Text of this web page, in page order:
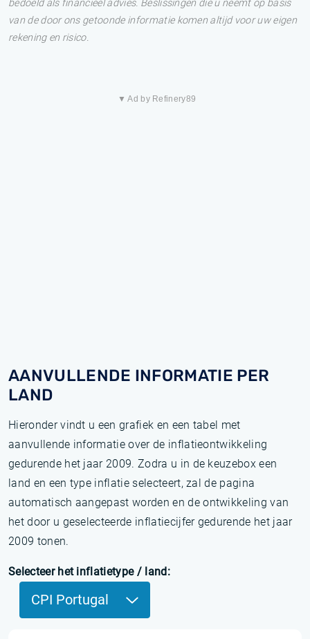
bedoeld als financieel advies. Beslissingen die u neemt op basis
van de door ons getoonde informatie komen altijd voor uw eigen
rekening en risico.
▼ Ad by Refinery89
AANVULLENDE INFORMATIE PER
LAND
Hieronder vindt u een grafiek en een tabel met
aanvullende informatie over de inflatieontwikkeling
gedurende het jaar 2009. Zodra u in de keuzebox een
land en een type inflatie selecteert, zal de pagina
automatisch aangepast worden en de ontwikkeling van
het door u geselecteerde inflatiecijfer gedurende het jaar
2009 tonen.
Selecteer het inflatietype / land:
CPI Portugal